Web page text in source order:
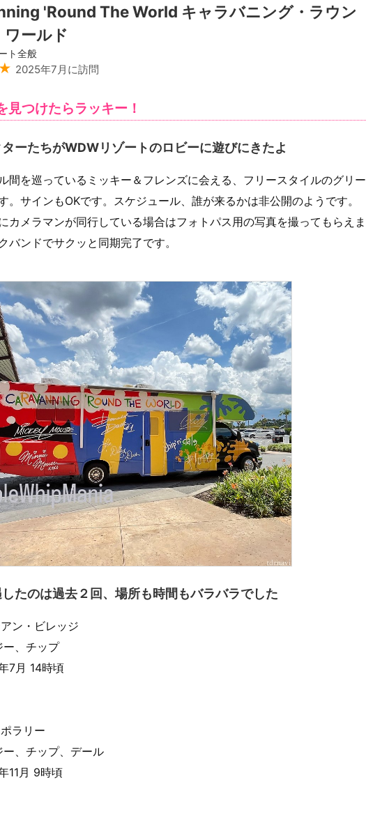
'Round The World キャラバニング・ラウン
ワールド
ト全般
2025年7月に訪問
見つけたらラッキー！
ーたちがWDWリゾートのロビーに遊びにきたよ
間を巡っているミッキー＆フレンズに会える、フリースタイルのグリー
。サインもOKです。スケジュール、誰が来るかは非公開のようです。
カメラマンが同行している場合はフォトパス用の写真を撮ってもらえま
バンドでサクッと同期完了です。
たのは過去２回、場所も時間もバラバラでした
ン・ビレッジ
ー、チップ
7月 14時頃
ラリー
ー、チップ、デール
11月 9時頃